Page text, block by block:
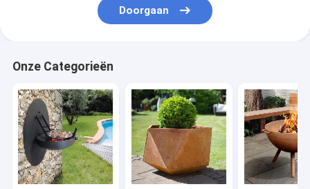
Doorgaan
Onze Categorieën